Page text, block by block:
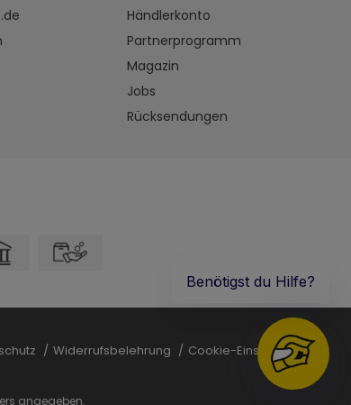
Händlerkonto
Partnerprogramm
Magazin
Jobs
Rücksendungen
Widerrufsbelehrung Cookie-Einstellungen
angegeben.